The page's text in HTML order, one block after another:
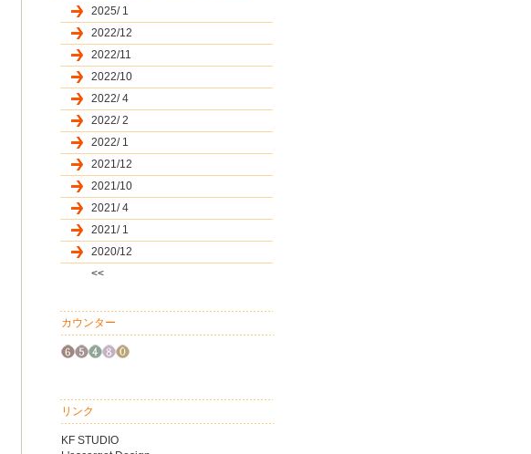
2025/ 1
2022/12
2022/11
2022/10
2022/ 4
2022/ 2
2022/ 1
2021/12
2021/10
2021/ 4
2021/ 1
2020/12
<<
カウンター
リンク
KF STUDIO